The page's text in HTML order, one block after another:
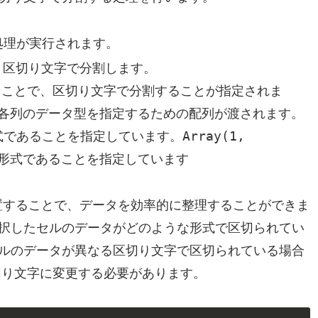
が実行されます。
切り文字で分割します。
とで、区切り文字で分割することが指定されま
列のデータ型を指定するための配列が渡されます。
あることを指定しています。 Array(1,
式であることを指定しています
ることで、データを効率的に整理することができま
したセルのデータがどのような形式で区切られてい
のデータが異なる区切り文字で区切られている場合
文字に変更する必要があります。